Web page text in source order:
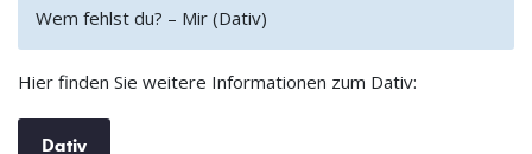
Wem fehlst du? – Mir (Dativ)
Hier finden Sie weitere Informationen zum Dativ:
Dativ